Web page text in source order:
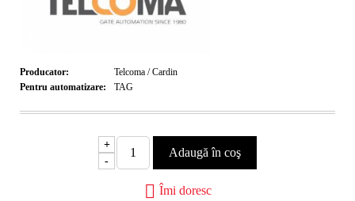
Producator:
Telcoma / Cardin
Pentru automatizare:
TAG
+
-
Îmi doresc